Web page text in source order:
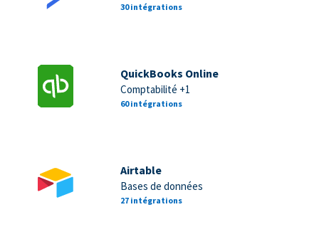
30 intégrations
QuickBooks Online
Comptabilité +1
60 intégrations
Airtable
Bases de données
27 intégrations